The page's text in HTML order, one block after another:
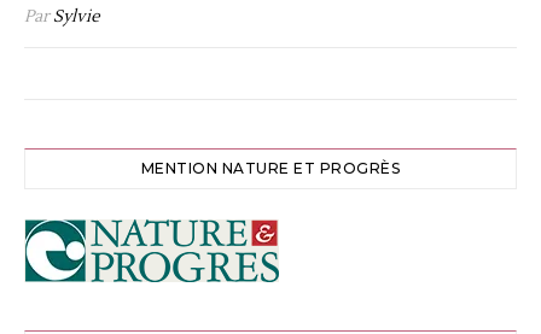
ParSylvie
MENTION NATURE ET PROGRÈS